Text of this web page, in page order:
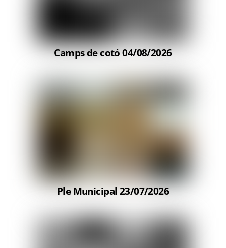
Camps de cotó 04/08/2026
Ple Municipal 23/07/2026